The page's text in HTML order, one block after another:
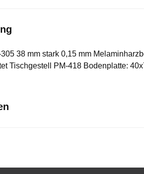
38 mm stark 0,15 mm
Tischgestell PM-418 Bodenplatte: